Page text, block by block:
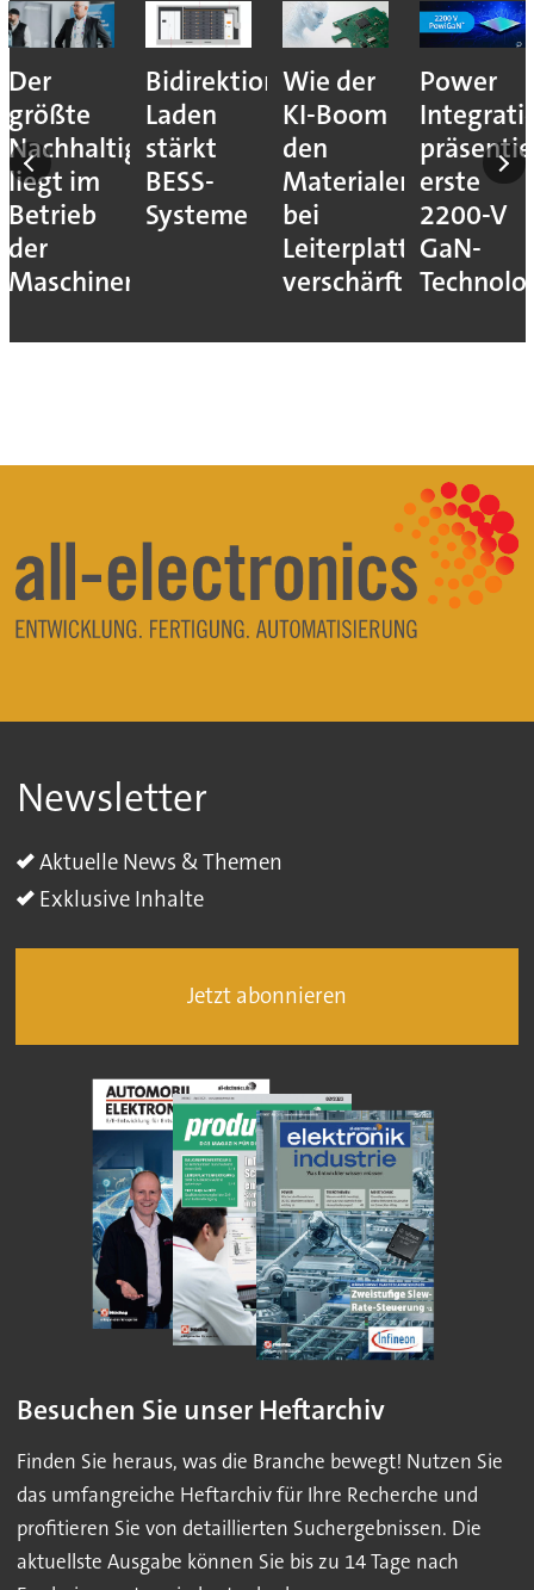
Der
größte
Nachhaltigkeitshebel
liegt im
Betrieb
der
Maschinen
Bidirektionales
Laden
stärkt
BESS-
Systeme
Wie der
KI-Boom
den
Materialengpass
bei
Leiterplatten
verschärft
Power
erste
2200-V
GaN-
Newsletter
Aktuelle News & Themen
Exklusive Inhalte
Jetzt abonnieren
Besuchen Sie unser Heftarchiv
Finden Sie heraus, was die Branche bewegt! Nutzen Sie
das umfangreiche Heftarchiv für Ihre Recherche und
profitieren Sie von detaillierten Suchergebnissen. Die
aktuellste Ausgabe können Sie bis zu 14 Tage nach